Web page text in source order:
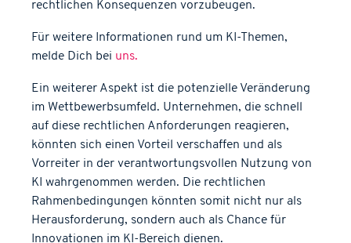
rechtlichen Konsequenzen vorzubeugen.
Für weitere Informationen rund um KI-Themen,
melde Dich bei uns.
Ein weiterer Aspekt ist die potenzielle Veränderung
im Wettbewerbsumfeld. Unternehmen, die schnell
auf diese rechtlichen Anforderungen reagieren,
könnten sich einen Vorteil verschaffen und als
Vorreiter in der verantwortungsvollen Nutzung von
KI wahrgenommen werden. Die rechtlichen
Rahmenbedingungen könnten somit nicht nur als
Herausforderung, sondern auch als Chance für
Innovationen im KI-Bereich dienen.